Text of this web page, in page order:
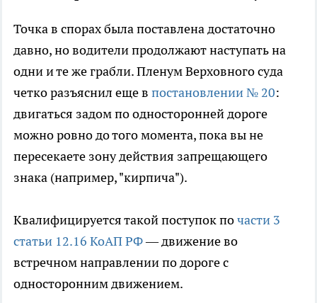
Точка в спорах была поставлена достаточно
давно, но водители продолжают наступать на
одни и те же грабли. Пленум Верховного суда
четко разъяснил еще в постановлении № 20:
двигаться задом по односторонней дороге
можно ровно до того момента, пока вы не
пересекаете зону действия запрещающего
знака (например, "кирпича").
Квалифицируется такой поступок почасти 3
статьи 12.16 КоАП РФ— движение во
встречном направлении по дороге с
односторонним движением.